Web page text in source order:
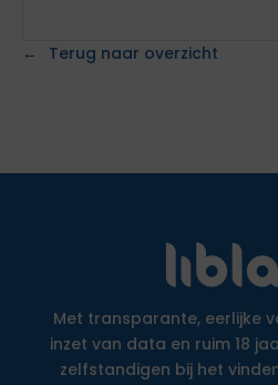
Terug naar overzicht
Met transparante, eerlijke
inzet van data en ruim 18
zelfstandigen bij het